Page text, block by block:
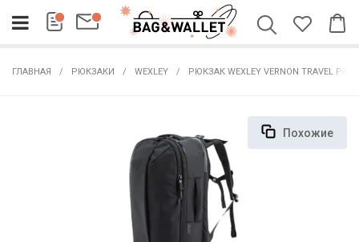
ГЛАВНАЯ РЮКЗАКИ WEXLEY РЮКЗАК WEXLEY VERNON TRAVEL
Похожие